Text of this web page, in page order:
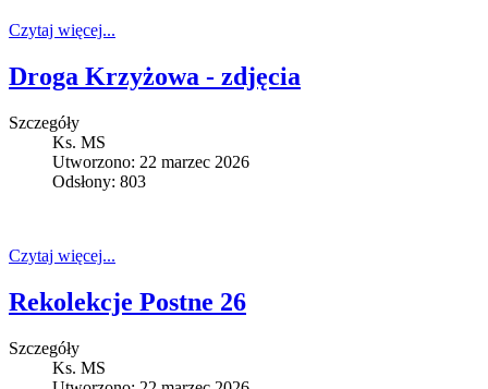
Czytaj więcej...
Droga Krzyżowa - zdjęcia
Szczegóły
Ks. MS
Utworzono: 22 marzec 2026
Odsłony: 803
Czytaj więcej...
Rekolekcje Postne 26
Szczegóły
Ks. MS